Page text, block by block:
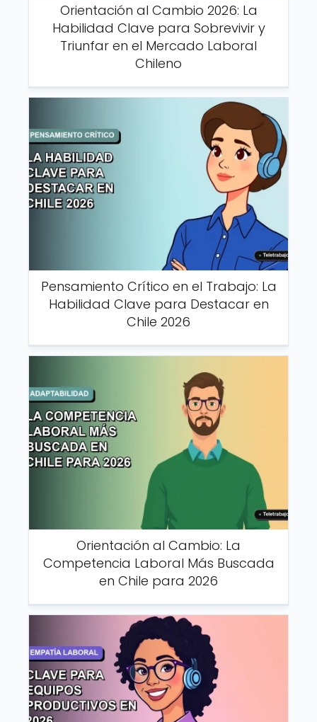
Orientación al Cambio 2026: La
Habilidad Clave para Sobrevivir y
Triunfar en el Mercado Laboral
Chileno
Pensamiento Crítico en el Trabajo: La
Habilidad Clave para Destacar en
Chile 2026
Orientación al Cambio: La
Competencia Laboral Más Buscada
en Chile para 2026